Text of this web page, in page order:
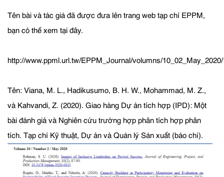
Tên bài và tác giả đã được đưa lên trang web tạp chí EPPM,
bạn có thể xem tại đây.
http://www.ppml.url.tw/EPPM_Journal/volumns/
Tên: Viana, M. L., Hadikusumo, B. H. W., Mohammad, M. Z.,
và Kahvandi, Z. (2020). Giao hàng Dự án tích hợp (IPD): Một
bài đánh giá và Nghiên cứu trường hợp phân tích hợp phân
tích. Tạp chí Kỹ thuật, Dự án và Quản lý Sản xuất (báo chí).